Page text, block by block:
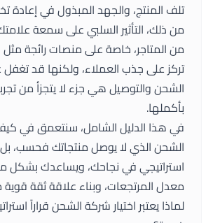
تلف المنتج، والجهد المبذول في إعادة
من ذلك، التأثير السلبي على سمعة علامتك
من المتاجر، خاصة على منصات رائجة
تركز على جذب العملاء، ولكنها قد تغفل
الشحن والتوصيل هي جزء لا يتجزأ من
بأكملها.
في هذا الدليل الشامل، سنتعمق في
الشحن الذي لا يوصل منتجاتك فحسب،
استراتيجي في نجاحك، ويساعدك بشكل
معدل المرتجعات، وبناء علاقة ثقة
لماذا يعتبر اختيار شركة الشحن قراراً